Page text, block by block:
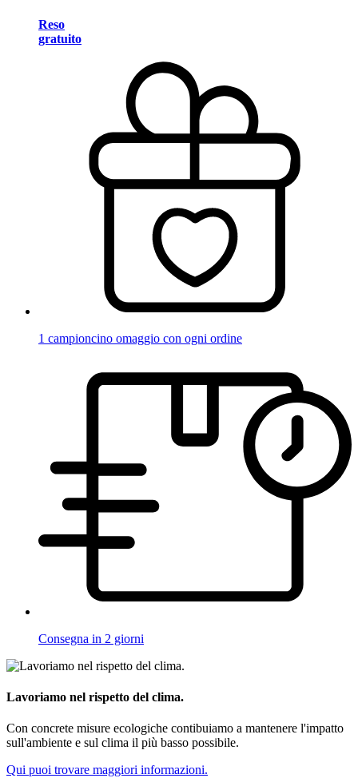
Reso
gratuito
1 campioncino omaggio con ogni ordine
Consegna in 2 giorni
Lavoriamo nel rispetto del clima.
Con concrete misure ecologiche contibuiamo a mantenere l'impatto
sull'ambiente e sul clima il più basso possibile.
Qui puoi trovare maggiori informazioni.